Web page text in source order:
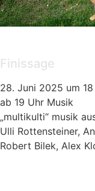
Finissage
28. Juni 2025 um
ab 19 Uhr Musik
„multikulti“ musik
Ulli Rottensteiner,
Robert Bilek, Alex